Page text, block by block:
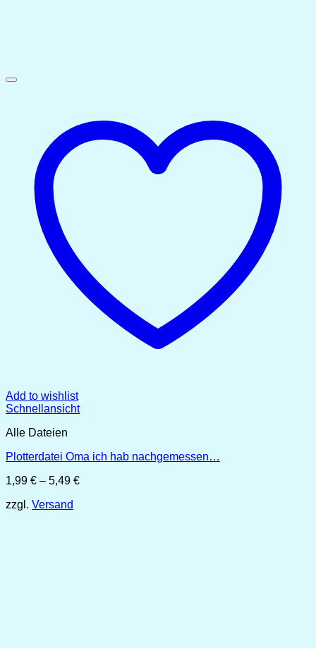
Add to wishlist
Schnellansicht
Alle Dateien
Plotterdatei Oma ich hab nachgemessen…
1,99 € – 5,49 €Preisspanne:
zzgl. Versand